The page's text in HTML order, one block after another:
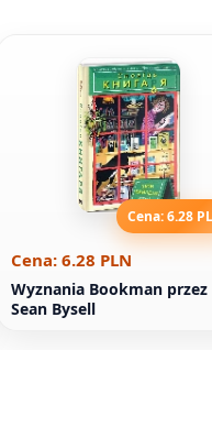
Cena: 6.28
Cena: 6.28 PLN
Wyznania Bookman przez
Sean Bysell